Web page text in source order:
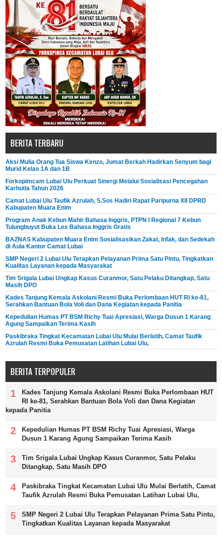
BERITA TERBARU
Aksi Mulia Orang Tua Siswa Kenzo, Jumat Berkah Hadirkan Senyum bagi
Murid Kelas 1A dan 1B
Forkopimcam Lubai Ulu Perkuat Sinergi Melalui Sosialisasi Pencegahan
Karhutla Tahun 2026
Camat Lubai Ulu Taufik Azrulah, S.Sos Hadiri Rapat Paripurna XII DPRD
Kabupaten Muara Enim
Program Anak Kebun Mahir Bahasa Inggris, PTPN I Regional 7 Kebun
Tulungbuyut Buka Les Bahasa Inggris Gratis
BAZNAS Kabupaten Muara Enim Sosialisasikan Zakat, Infak, dan Sedekah
di Aula Kantor Camat Lubai
SMP Negeri 2 Lubai Ulu Terapkan Pelayanan Prima Satu Pintu, Tingkatkan
Kualitas Layanan kepada Masyarakat
Tim Srigala Lubai Ungkap Kasus Curanmor, Satu Pelaku Ditangkap, Satu
Masih DPO
Kades Tanjung Kemala Askolani Resmi Buka Perlombaan HUT RI ke-81,
Serahkan Bantuan Bola Voli dan Dana Kegiatan kepada Panitia
Kepedulian Humas PT BSM Richy Tuai Apresiasi, Warga Dusun 1 Karang
Agung Sampaikan Terima Kasih
Paskibraka Tingkat Kecamatan Lubai Ulu Mulai Berlatih, Camat Taufik
Azrulah Resmi Buka Pemusatan Latihan Lubai Ulu,
BERITA TERPOPULER
Kades Tanjung Kemala Askolani Resmi Buka Perlombaan HUT
RI ke-81, Serahkan Bantuan Bola Voli dan Dana Kegiatan
kepada Panitia
Kepedulian Humas PT BSM Richy Tuai Apresiasi, Warga
Dusun 1 Karang Agung Sampaikan Terima Kasih
Tim Srigala Lubai Ungkap Kasus Curanmor, Satu Pelaku
Ditangkap, Satu Masih DPO
Paskibraka Tingkat Kecamatan Lubai Ulu Mulai Berlatih, Camat
Taufik Azrulah Resmi Buka Pemusatan Latihan Lubai Ulu,
SMP Negeri 2 Lubai Ulu Terapkan Pelayanan Prima Satu Pintu,
Tingkatkan Kualitas Layanan kepada Masyarakat